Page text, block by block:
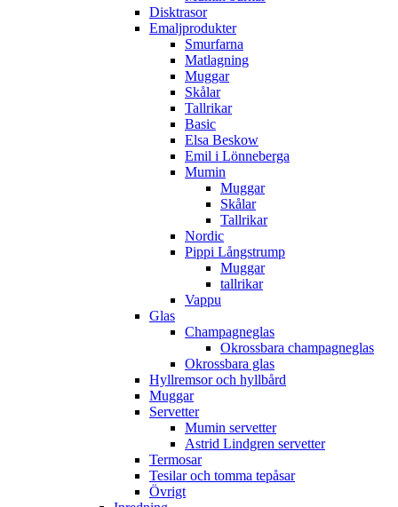
Disktrasor
Emaljprodukter
Smurfarna
Matlagning
Muggar
Skålar
Tallrikar
Basic
Elsa Beskow
Emil i Lönneberga
Mumin
Muggar
Skålar
Tallrikar
Nordic
Pippi Långstrump
Muggar
tallrikar
Vappu
Glas
Champagneglas
Okrossbara champagneglas
Okrossbara glas
Hyllremsor och hyllbård
Muggar
Servetter
Mumin servetter
Astrid Lindgren servetter
Termosar
Tesilar och tomma tepåsar
Övrigt